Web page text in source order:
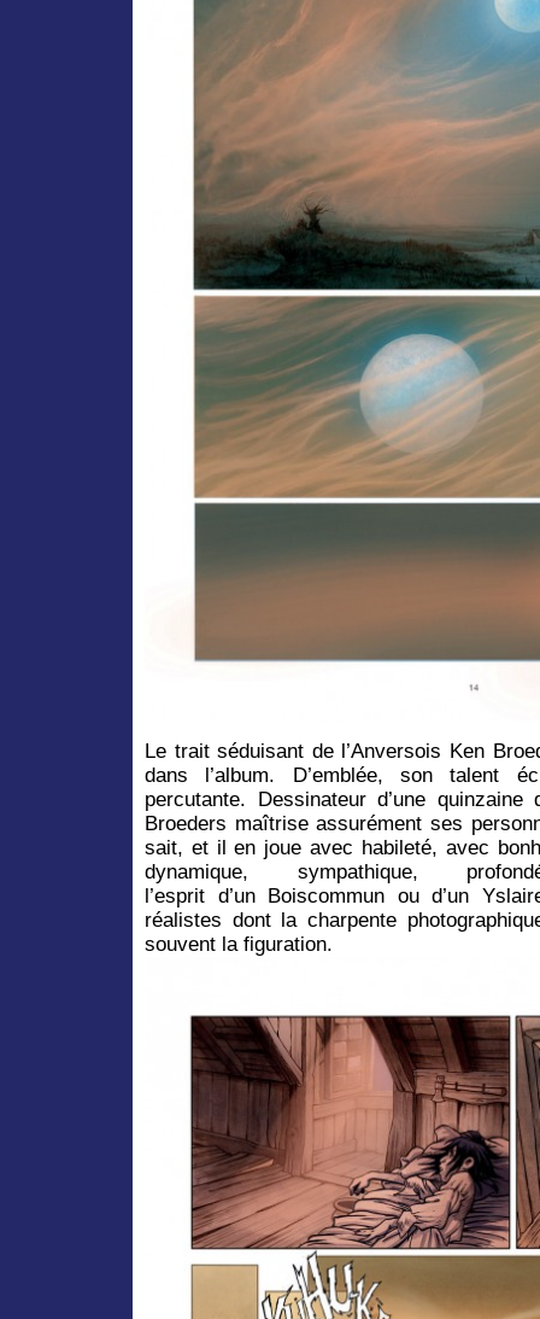
Le trait séduisant de l’Anversois Ken
dans l’album. D’emblée, son talent
percutante. Dessinateur d’une
Broeders maîtrise assurément ses
sait, et il en joue avec habileté, avec
dynamique, sympathique,
l’esprit d’un Boiscommun ou d’un
réalistes dont la charpente
souvent la figuration.